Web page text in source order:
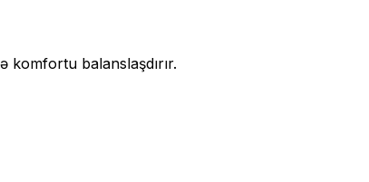
balanslaşdırır.